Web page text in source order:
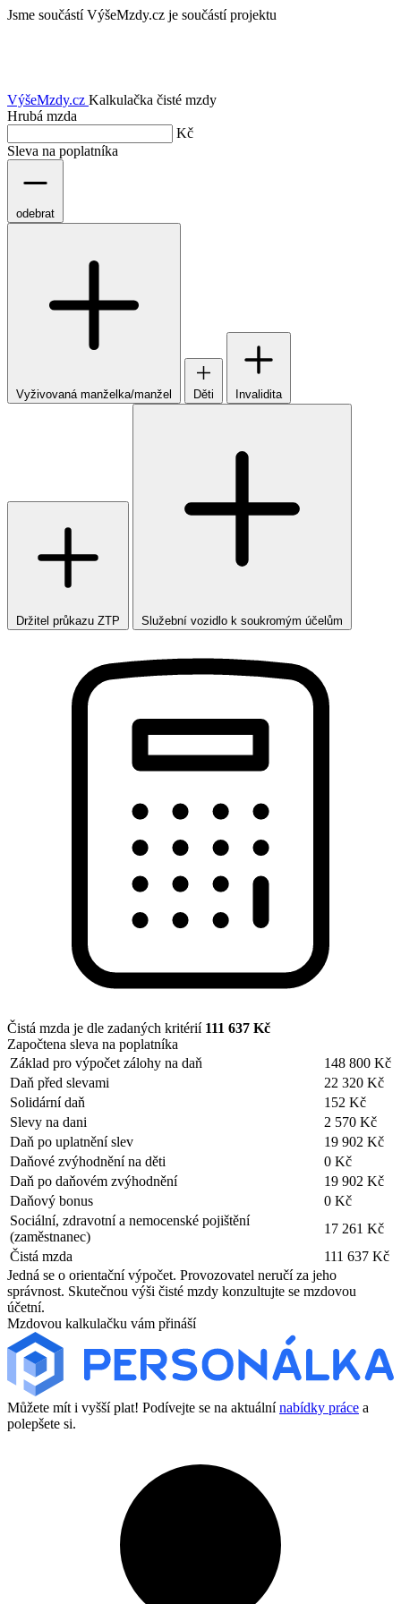
Jsme součástí VýšeMzdy.cz je součástí projektu
VýšeMzdy.cz Kalkulačka čisté mzdy
Hrubá mzda
Kč
Sleva na poplatníka
odebrat
Vyživovaná manželka/manžel Děti Invalidita
Držitel průkazu ZTP Služební vozidlo k soukromým účelům
Čistá mzda je dle zadaných kritérií 111 637 Kč
Započtena sleva na poplatníka
Základ pro výpočet zálohy na daň
148 800 Kč
Daň před slevami
22 320 Kč
Solidární daň
152 Kč
Slevy na dani
2 570 Kč
Daň po uplatnění slev
19 902 Kč
Daňové zvýhodnění na děti
0 Kč
Daň po daňovém zvýhodnění
19 902 Kč
Daňový bonus
0 Kč
Sociální, zdravotní a nemocenské pojištění
(zaměstnanec)
17 261 Kč
Čistá mzda
111 637 Kč
Jedná se o orientační výpočet. Provozovatel neručí za jeho
správnost. Skutečnou výši čisté mzdy konzultujte se mzdovou
účetní.
Mzdovou kalkulačku vám přináší
Můžete mít i vyšší plat! Podívejte se na aktuálnínabídky práce a
polepšete si.